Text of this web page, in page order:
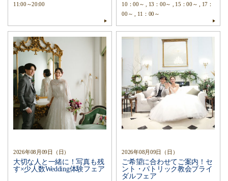
11:00～20:00
10：00～ , 13：00～ , 15：00～ , 17：
00～ , 11：00～
2026年08月09日（日）
大切な人と一緒に！写真も残
す×少人数Wedding体験フェア
2026年08月09日（日）
ご希望に合わせてご案内！セ
ント・パトリック教会ブライ
ダルフェア